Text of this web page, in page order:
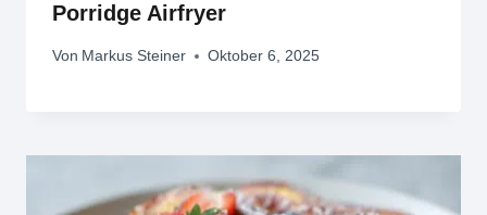
Porridge Airfryer
Von Markus Steiner Oktober 6, 2025